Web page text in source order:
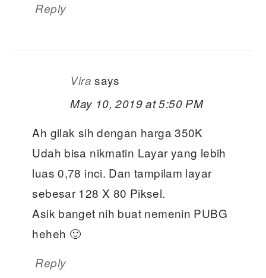
Reply
Vira says
May 10, 2019 at 5:50 PM
Ah gilak sih dengan harga 350K
Udah bisa nikmatin Layar yang lebih
luas 0,78 inci. Dan tampilam layar
sebesar 128 X 80 Piksel.
Asik banget nih buat nemenin PUBG
heheh 🙂
Reply